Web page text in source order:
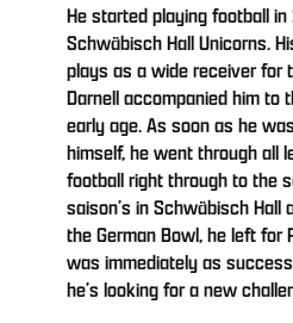
He started playing football in
Schwäbisch Hall Unicorns.
plays as a wide receiver for
Darnell accompanied him to
early age. As soon as he
himself, he went through all
football right through to the
saison’s in Schwäbisch
the German Bowl, he left for
was immediately as
he’s looking for a new